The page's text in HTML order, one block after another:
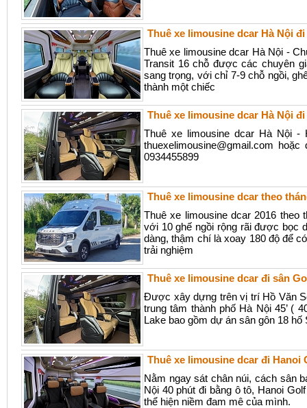
Thuê xe limousine dcar Hà Nội
Thuê xe limousine dcar Hà Nội -
Transit 16 chỗ được các chuyên
sang trọng, với chỉ 7-9 chỗ ngồi,
thành một chiếc
Thuê xe limousine dcar Hà Nội
Thuê xe limousine dcar Hà Nội
thuexelimousine@gmail.com
0934455899
Thuê xe limousine dcar theo
Thuê xe limousine dcar 2016 theo
với 10 ghế ngồi rộng rãi được bọc
dàng, thậm chí là xoay 180 độ để
trải nghiệm
Thuê xe limousine dcar đi sân
Được xây dựng trên vị trí Hồ Văn
trung tâm thành phố Hà Nội 45’ (
Lake bao gồm dự án sân gôn 18
Thuê xe limousine dcar đi Hanoi
Nằm ngay sát chân núi, cách sân
Nội 40 phút đi bằng ô tô, Hanoi
thể hiện niềm đam mê của mình.